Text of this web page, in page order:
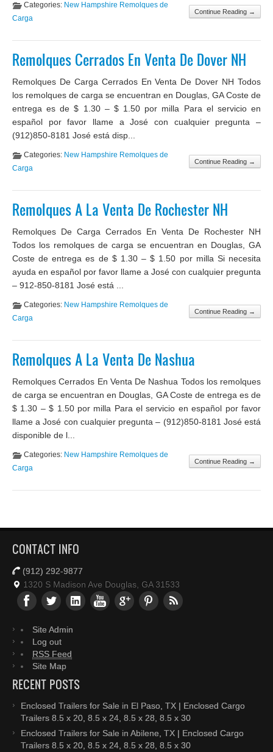
Continue Reading →
Categories: New Hampshire Remolques de
Carga
Remolques Cerrados En Venta De Dover NH
Remolques De Carga Cerrados En Venta De Dover NH Todos
los remolques de carga se encuentran en Douglas, GA Coste de
entrega es de $ 1.30 – $ 1.50 por milla Para el servicio en
español por favor llame a José con cualquier pregunta –
(912)850-8181 José está disp...
Continue Reading →
Categories: New Hampshire Remolques de
Carga
Remolques A La Venta De Rochester NH
Remolques De Carga Cerrados En Venta De Rochester NH
Todos los remolques de carga se encuentran en Douglas, GA
Coste de entrega es de $ 1.30 – $ 1.50 por milla Si necesita
ayuda en español por favor llame a José con cualquier pregunta
– 912-850-8181 José está ...
Continue Reading →
Categories: New Hampshire Remolques de
Carga
Remolques A La Venta De Nashua
Remolques Cerrados En Venta De Nashua Todos los remolques
de carga se encuentran en Douglas, GA Coste de entrega es de
$ 1.30 – $ 1.50 por milla Para el servicio en español por favor
llame a José con cualquier pregunta – (912)850-8181 José está
disponible de l...
Continue Reading →
Categories: New Hampshire Remolques de
Carga
CONTACT INFO
(912) 292-9877
1320 S Madison Ave Douglas, GA 31533
Site Admin
Log out
RSS Feed
Site Map
RECENT POSTS
Enclosed Trailers for Sale in El Paso, TX | Enclosed Cargo
Trailers 8.5 x 20, 8.5 x 24, 8.5 x 28, 8.5 x 30
Enclosed Trailers for Sale in Abilene, TX | Enclosed Cargo
Trailers 8.5 x 20, 8.5 x 24, 8.5 x 28, 8.5 x 30